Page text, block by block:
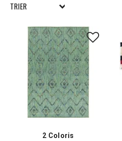
TRIER
2 Coloris